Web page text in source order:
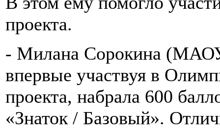
проекта.
- Милана Сорокина
впервые участвуя в
проекта, набрала 600
«Знаток / Базовый».